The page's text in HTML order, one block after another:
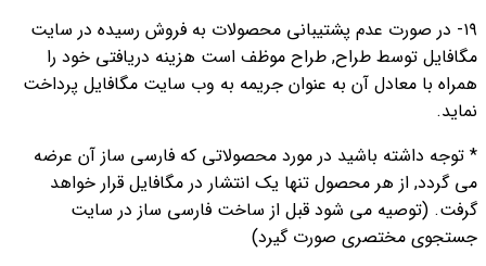
۱۹- در صورت عدم پشتیبانی محصولات به فروش رسیده در سایت
مگافایل توسط طراح, طراح موظف است هزینه دریافتی خود را
همراه با معادل آن به عنوان جریمه به وب سایت مگافایل پرداخت
نماید.
* توجه داشته باشید در مورد محصولاتی که فارسی ساز آن عرضه
می گردد, از هر محصول تنها یک انتشار در مگافایل قرار خواهد
گرفت. (توصیه می شود قبل از ساخت فارسی ساز در سایت
جستجوی مختصری صورت گیرد)